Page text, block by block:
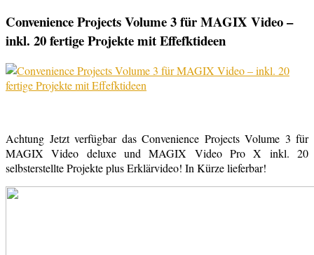
Convenience Projects Volume 3 für MAGIX Video –
inkl. 20 fertige Projekte mit Effefktideen
Achtung Jetzt verfügbar das Convenience Projects Volume 3 für
MAGIX Video deluxe und MAGIX Video Pro X inkl. 20
selbsterstellte Projekte plus Erklärvideo! In Kürze lieferbar!